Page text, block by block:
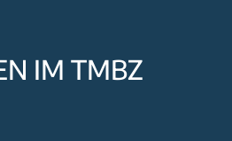
IM TMBZ